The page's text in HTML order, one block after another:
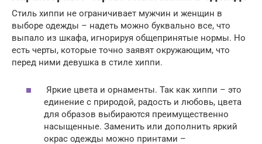
Стиль хиппи не ограничивает мужчин и женщин в
выборе одежды – надеть можно буквально все, что
выпало из шкафа, игнорируя общепринятые нормы. Но
есть черты, которые точно заявят окружающим, что
перед ними девушка в стиле хиппи.
Яркие цвета и орнаменты. Так как хиппи – это
единение с природой, радость и любовь, цвета
для образов выбираются преимущественно
насыщенные. Заменить или дополнить яркий
окрас одежды можно принтами –